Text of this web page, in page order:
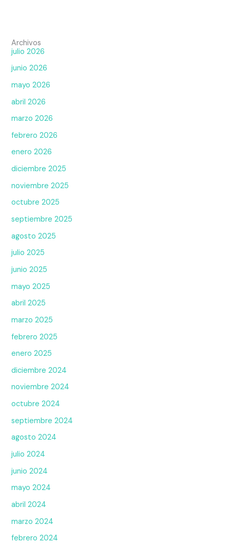
Archivos
julio 2026
junio 2026
mayo 2026
abril 2026
marzo 2026
febrero 2026
enero 2026
diciembre 2025
noviembre 2025
octubre 2025
septiembre 2025
agosto 2025
julio 2025
junio 2025
mayo 2025
abril 2025
marzo 2025
febrero 2025
enero 2025
diciembre 2024
noviembre 2024
octubre 2024
septiembre 2024
agosto 2024
julio 2024
junio 2024
mayo 2024
abril 2024
marzo 2024
febrero 2024